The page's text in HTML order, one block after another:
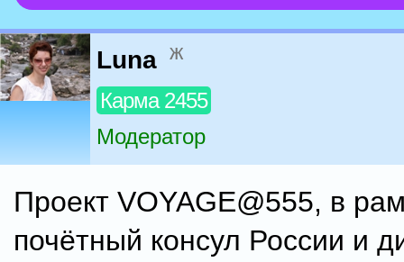
Luna ж
Карма 2455
Модератор
Проект VOYAGE@555, в
почётный консул России и